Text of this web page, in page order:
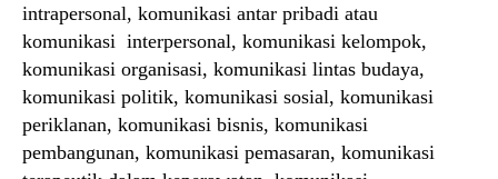
intrapersonal, komunikasi antar pribadi atau
komunikasi interpersonal, komunikasi kelompok,
komunikasi organisasi, komunikasi lintas budaya,
komunikasi politik, komunikasi sosial, komunikasi
periklanan, komunikasi bisnis, komunikasi
pembangunan, komunikasi pemasaran, komunikasi